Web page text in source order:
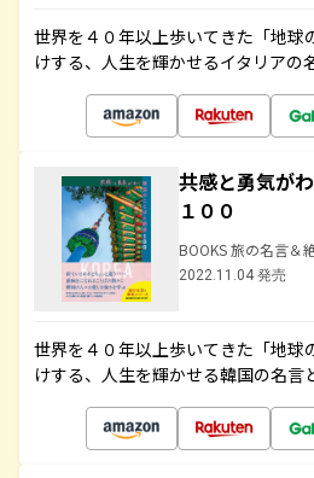
世界を４０年以上歩いてきた「地球
けする、人生を輝かせるイタリアの
共感と勇気が
１００
BOOKS 旅の名言＆
2022.11.04 発売
世界を４０年以上歩いてきた「地球
けする、人生を輝かせる韓国の名言